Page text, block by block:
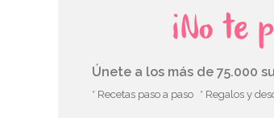
¡No te
Únete a los más de 75.000
* Recetas paso a paso * Regalos y